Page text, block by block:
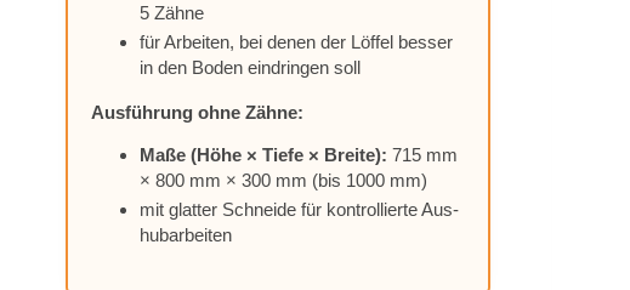
5 Zäh­ne
für Ar­bei­ten, bei de­nen der Löf­fel bes­ser
in den Bo­den ein­drin­gen soll
Aus­füh­rung ohne Zäh­ne:
Maße (Höhe × Tie­fe × Brei­te): 715 mm
× 800 mm × 300 mm (bis 1000 mm)
mit glat­ter Schnei­de für kon­trol­lier­te Aus­
hub­ar­bei­ten